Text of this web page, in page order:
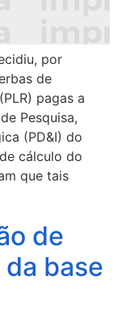
por
de
pagas a
Pesquisa,
(PD&I) do
cálculo do
que tais
de
base